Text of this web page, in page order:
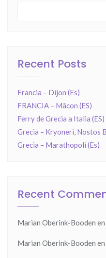
Recent Posts
Francia – Dijon (Es)
FRANCIA – Mâcon (ES)
Ferry de Grecia a Italia (ES)
Grecia – Kryoneri, Nostos
Grecia – Marathopoli (Es)
Recent
Marian Oberink-Booden en
Marian Oberink-Booden en